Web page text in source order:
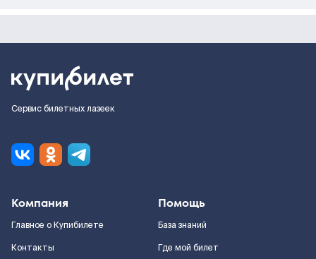
Сервис билетных лазеек
Компания
Главное о Купибилете
Контакты
Помощь
База знаний
Где мой билет